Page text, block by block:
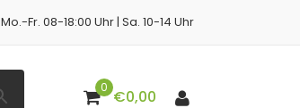
Mo.-Fr. 08-18:00 Uhr | Sa. 10-14 Uhr
0 €0,00